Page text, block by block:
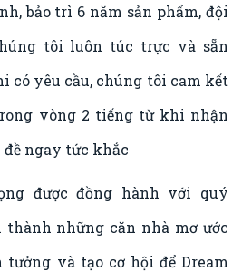
bảo trì 6 năm sản phẩm, đội
tôi luôn túc trực và sẵn
có yêu cầu, chúng tôi cam kết
vòng 2 tiếng từ khi nhận
ngay tức khắc
được đồng hành với quý
thành những căn nhà mơ ước
tưởng và tạo cơ hội để Dream